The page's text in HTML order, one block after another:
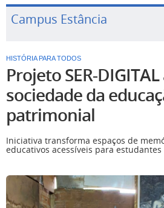
Campus Estância
HISTÓRIA PARA TODOS
Projeto SER-
sociedade da
patrimonial
Iniciativa transforma espaços de
educativos acessíveis para